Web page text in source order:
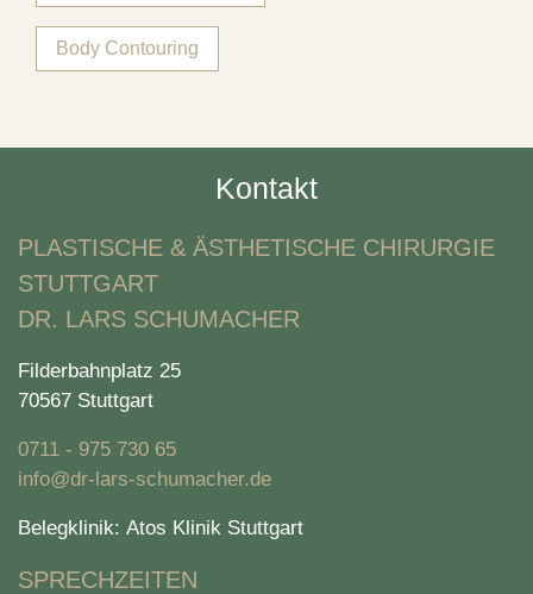
Body Contouring
Kontakt
PLASTISCHE & ÄSTHETISCHE CHIRURGIE
STUTTGART
DR. LARS SCHUMACHER
Filderbahnplatz 25
70567 Stuttgart
0711 - 975 730 65
info@dr-lars-schumacher.de
Belegklinik: Atos Klinik Stuttgart
SPRECHZEITEN